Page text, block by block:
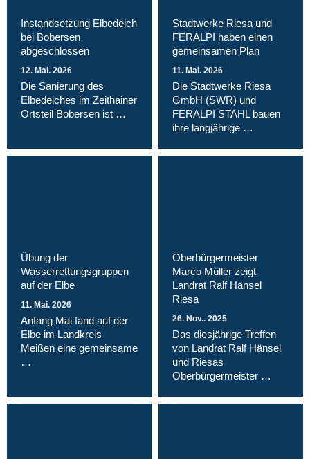
Instandsetzung Elbedeich
bei Bobersen
abgeschlossen
12. Mai. 2026
Die Sanierung des
Elbedeiches im Zeithainer
Ortsteil Bobersen ist …
Stadtwerke Riesa und
FERALPI haben einen
gemeinsamen Plan
11. Mai. 2026
Die Stadtwerke Riesa
GmbH (SWR) und
FERALPI STAHL bauen
ihre langjährige …
Übung der
Wasserrettungsgruppen
auf der Elbe
11. Mai. 2026
Anfang Mai fand auf der
Elbe im Landkreis
Meißen eine gemeinsame
…
Oberbürgermeister
Marco Müller zeigt
Landrat Ralf Hänsel
Riesa
26. Nov.. 2025
Das diesjährige Treffen
von Landrat Ralf Hänsel
und Riesas
Oberbürgermeister …